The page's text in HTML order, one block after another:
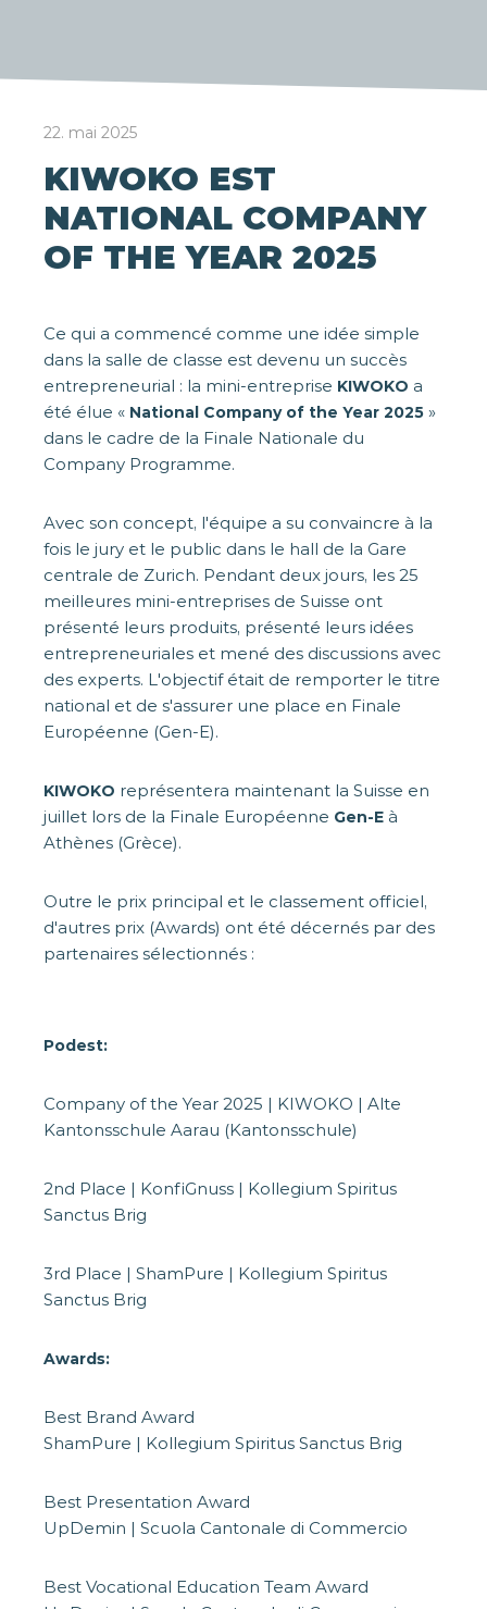
22. mai 2025
KIWOKO EST
NATIONAL COMPANY
OF THE YEAR 2025
Ce qui a commencé comme une idée simple
dans la salle de classe est devenu un succès
entrepreneurial : la mini-entreprise KIWOKO a
été élue « National Company of the Year 2025 »
dans le cadre de la Finale Nationale du
Company Programme.
Avec son concept, l'équipe a su convaincre à la
fois le jury et le public dans le hall de la Gare
centrale de Zurich. Pendant deux jours, les 25
meilleures mini-entreprises de Suisse ont
présenté leurs produits, présenté leurs idées
entrepreneuriales et mené des discussions avec
des experts. L'objectif était de remporter le titre
national et de s'assurer une place en Finale
Européenne (Gen-E).
KIWOKO représentera maintenant la Suisse en
juillet lors de la Finale Européenne Gen-E à
Athènes (Grèce).
Outre le prix principal et le classement officiel,
d'autres prix (Awards) ont été décernés par des
partenaires sélectionnés :
Podest:
Company of the Year 2025 | KIWOKO | Alte
Kantonsschule Aarau (Kantonsschule)
2nd Place | KonfiGnuss | Kollegium Spiritus
Sanctus Brig
3rd Place | ShamPure | Kollegium Spiritus
Sanctus Brig
Awards:
Best Brand Award
ShamPure | Kollegium Spiritus Sanctus Brig
Best Presentation Award
UpDemin | Scuola Cantonale di Commercio
Best Vocational Education Team Award